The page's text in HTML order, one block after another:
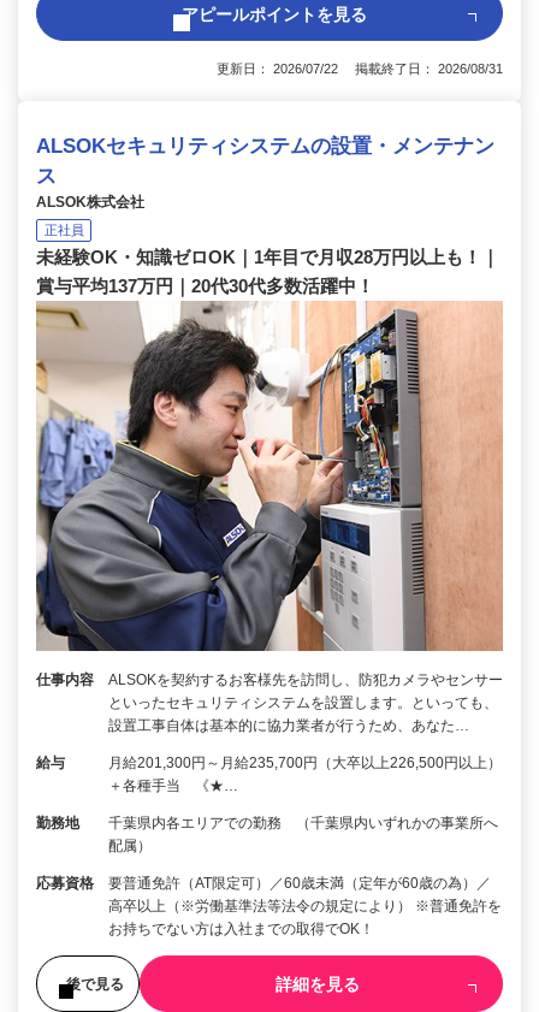
アピールポイントを見る
更新日： 2026/07/22 掲載終了日： 2026/08/31
ALSOKセキュリティシステムの設置・メンテナン
ス
ALSOK株式会社
正社員
未経験OK・知識ゼロOK｜1年目で月収28万円以上も！｜
賞与平均137万円｜20代30代多数活躍中！
仕事内容
ALSOKを契約するお客様先を訪問し、防犯カメラやセンサー
といったセキュリティシステムを設置します。といっても、
設置工事自体は基本的に協力業者が行うため、あなた…
給与
月給201,300円～月給235,700円（大卒以上226,500円以上）
＋各種手当 《★…
勤務地
千葉県内各エリアでの勤務 （千葉県内いずれかの事業所へ
配属）
応募資格
要普通免許（AT限定可）／60歳未満（定年が60歳の為）／
高卒以上（※労働基準法等法令の規定により） ※普通免許を
お持ちでない方は入社までの取得でOK！
後で見る 詳細を見る